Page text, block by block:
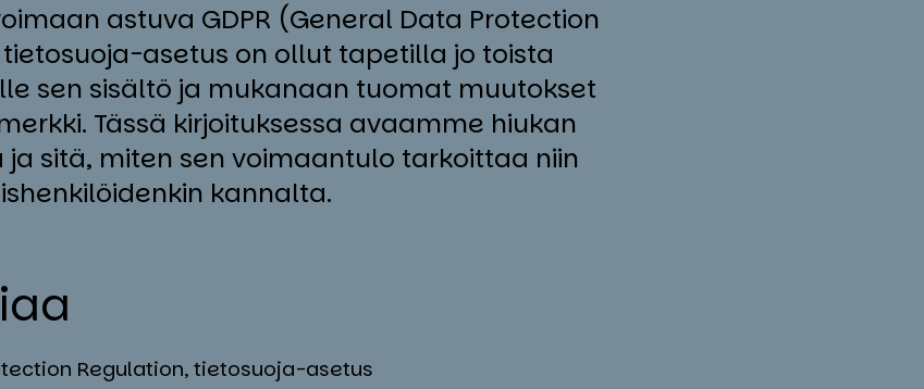
astuva GDPR (General Data Protection
tietosuoja-asetus on ollut tapetilla jo toista
sen sisältö ja mukanaan tuomat muutokset
Tässä kirjoituksessa avaamme hiukan
sitä, miten sen voimaantulo tarkoittaa niin
kannalta.
Regulation, tietosuoja-asetus